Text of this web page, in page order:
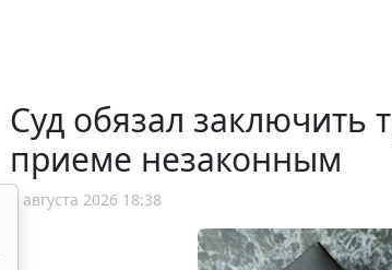
Суд обязал заключить
приеме незаконным
6 августа 2026 18:38